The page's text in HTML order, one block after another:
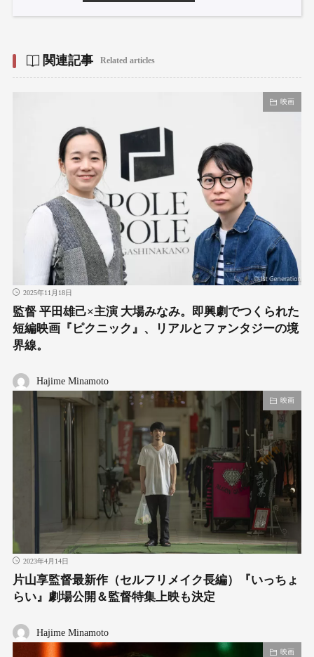
関連記事 Related articles
映画
2025年11月18日
監督 平田雄己×主演 大場みなみ。即興劇でつくられた
短編映画『ピクニック』、リアルとファンタジーの境
界線。
Hajime Minamoto
映画
2023年4月14日
片山享監督最新作（セルフリメイク⻑編）『いっちょ
らい』劇場公開＆監督特集上映も決定
Hajime Minamoto
映画